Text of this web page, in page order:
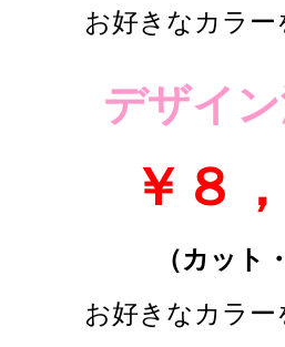
お好きなカラ
デザイ
￥８
（カット
お好きなカラ